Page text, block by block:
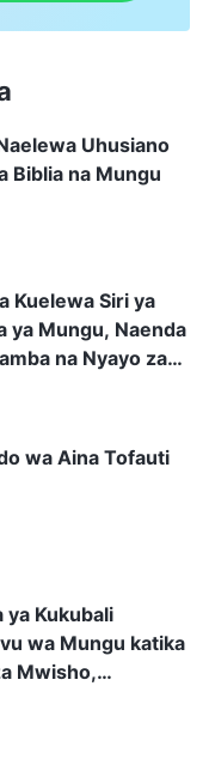
Biblia na
ya kunisaidia
kweli ilikuwa ya
maana sana na
Nilijionea
na watu
na mwenye
nao,
si punde,
kama marafiki
na
kwao
nilianza
jinsi nilivyoishi
ya Machi 11,
Uhusiano
Biblia na Mungu
Kuelewa Siri ya
ya Mungu, Naenda
na Nyayo za
wa Aina Tofauti
ya Kukubali
wa Mungu katika
Mwisho,